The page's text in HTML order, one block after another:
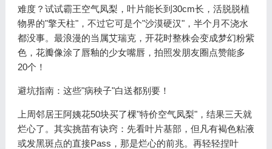
难度？试试霸王空气凤梨，叶片能长到30cm长，活脱脱植
物界的"擎天柱"，不过它可是个"沙漠硬汉"，半个月不浇水
都没事。最浪漫的当属艾瑞克，开花时整株会变成梦幻粉紫
色，花瓣像涂了唇釉的少女嘴唇，拍照发朋友圈点赞能多
20个！
避坑指南：这些"病秧子"白送都别要！
上周邻居王阿姨花50块买了棵"特价空气凤梨"，结果三天就
烂心了。其实挑苗有诀窍：先看叶片基部，但凡有褐色粘液
或发黑斑点的直接Pass，那是烂心的前兆。再轻轻捏叶